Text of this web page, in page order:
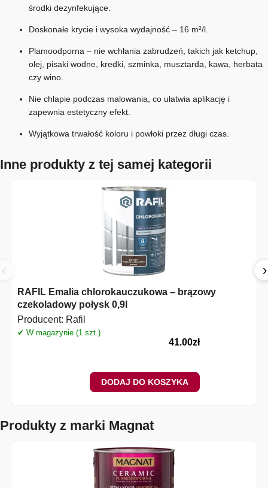
środki dezynfekujące.
Doskonałe krycie i wysoka wydajność – 16 m²/l.
Plamoodporna – nie wchłania zabrudzeń, takich jak ketchup,
olej, pisaki wodne, kredki, szminka, musztarda, kawa, herbata
czy wino.
Nie chlapie podczas malowania, co ułatwia aplikację i
zapewnia estetyczny efekt.
Wyjątkowa trwałość koloru i powłoki przez długi czas.
Inne produkty z tej samej kategorii
‹
RAFIL Emalia chlorokauczukowa – brązowy
czekoladowy połysk 0,9l
Producent: Rafil
✔ W magazynie (1 szt.)
41.00zł
DODAJ DO KOSZYKA
›
Produkty z marki Magnat